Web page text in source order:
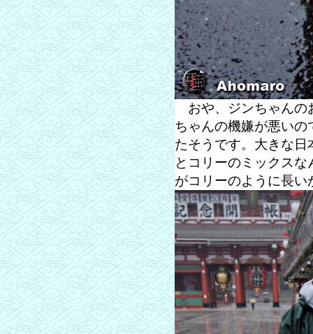
おや、ジンちゃんの
ちゃんの機嫌が悪い
たそうです。大きな
とコリーのミックスな
がコリーのように長い